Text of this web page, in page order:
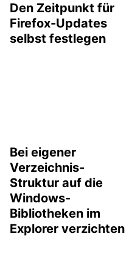
Den Zeitpunkt für
Firefox-Updates
selbst festlegen
Bei eigener
Verzeichnis-
Struktur auf die
Windows-
Bibliotheken im
Explorer verzichten